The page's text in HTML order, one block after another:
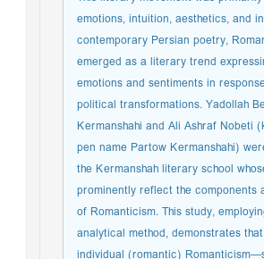
emotions, intuition, aesthetics, and
contemporary Persian poetry,
emerged as a literary trend
emotions and sentiments in
political transformations. Yadollah
Kermanshahi and Ali Ashraf Nobeti
pen name Partow Kermanshahi)
the Kermanshah literary school
prominently reflect the components
of Romanticism. This study,
analytical method, demonstrates